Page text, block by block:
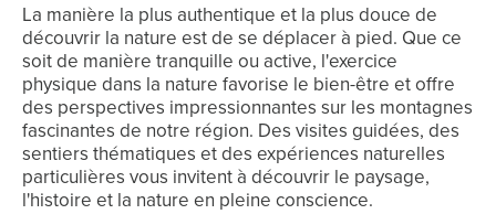
La manière la plus authentique et la plus douce de
découvrir la nature est de se déplacer à pied. Que ce
soit de manière tranquille ou active, l'exercice
physique dans la nature favorise le bien-être et offre
des perspectives impressionnantes sur les montagnes
fascinantes de notre région. Des visites guidées, des
sentiers thématiques et des expériences naturelles
particulières vous invitent à découvrir le paysage,
l'histoire et la nature en pleine conscience.